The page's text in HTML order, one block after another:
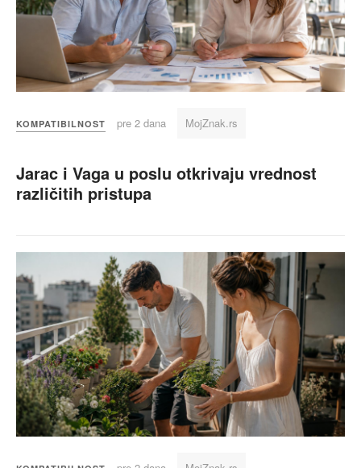
KOMPATIBILNOST pre 2 dana MojZnak.rs
Jarac i Vaga u poslu otkrivaju vrednost
različitih pristupa